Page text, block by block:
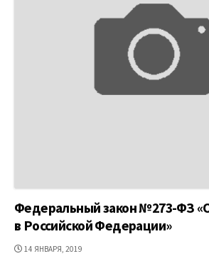
Федеральный закон №273-ФЗ
в Российской Федерации»
ДАТА
14 ЯНВАРЯ, 2019